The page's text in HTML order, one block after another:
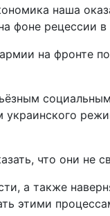
наша
фоне рецессии
на фронте
что они не
а также
этими